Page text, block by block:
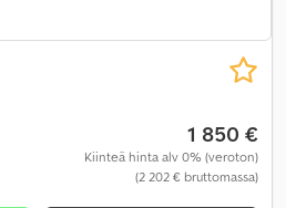
1 850 €
Kiinteä hinta alv 0% (veroton)
(2 202 € bruttomassa)